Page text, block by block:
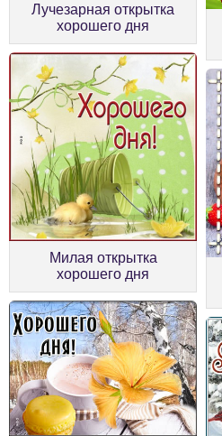
Лучезарная открытка
хорошего дня
Милая открытка
хорошего дня